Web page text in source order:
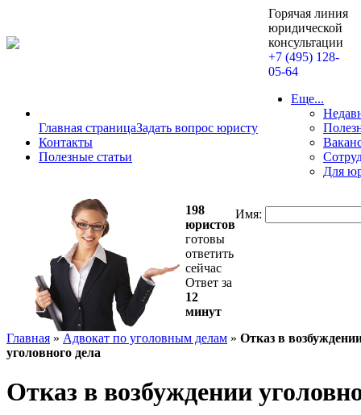
Горячая линия
юридической
консультации
+7 (495) 128-
05-64
Главная страницаЗадать вопрос юристу
Контакты
Полезные статьи
Еще...
Для
198
юристов
готовы
ответить
сейчас
Ответ за
12
минут
Имя:
Главная » Адвокат по уголовным делам » Отказ в
уголовного дела
Отказ в возбуждении